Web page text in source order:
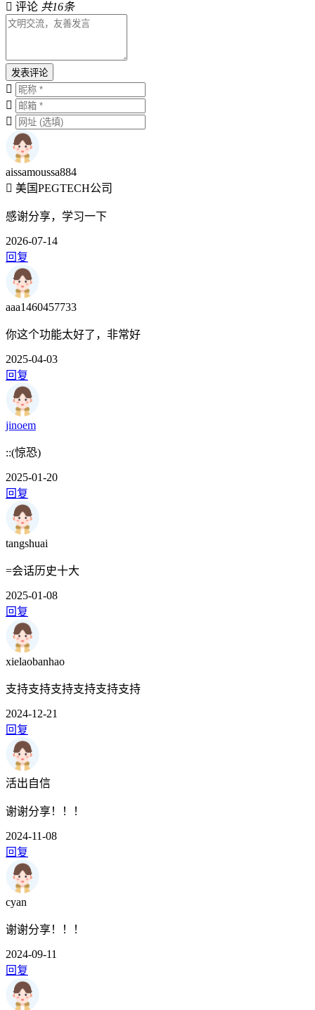
评论 共16条
发表评论
aissamoussa884
美国PEGTECH公司
感谢分享，学习一下
2026-07-14
回复
aaa1460457733
你这个功能太好了，非常好
2025-04-03
回复
jinoem
::(惊恐)
2025-01-20
回复
tangshuai
=会话历史十大
2025-01-08
回复
xielaobanhao
支持支持支持支持支持支持
2024-12-21
回复
活出自信
谢谢分享！！！
2024-11-08
回复
cyan
谢谢分享！！！
2024-09-11
回复